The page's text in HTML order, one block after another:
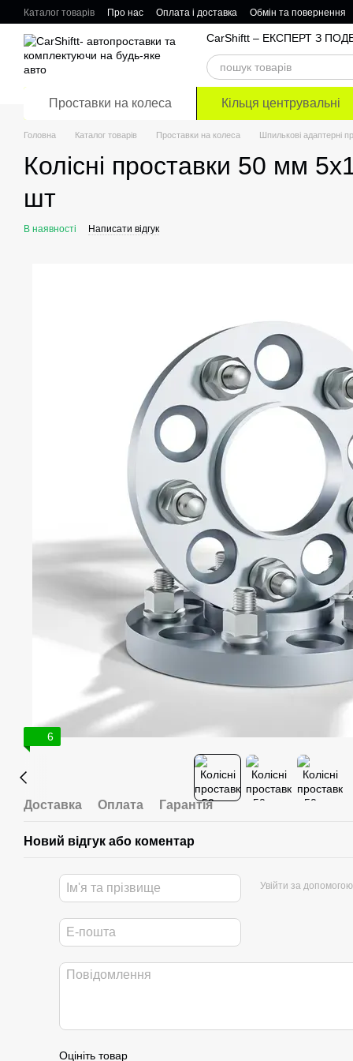
Перейти до основного контенту
Каталог товарів Про нас Оплата і доставка Обмін та повернення
CarShiftt – ЕКСПЕРТ З
Проставки на колеса Кільця центрувальні
Головна Каталог товарів Проставки на колеса Шпилькові адаптерні
Колісні проставки 50 мм
шт
В наявності Написати відгук
6
Доставка Оплата Гарантія
Новий відгук або коментар
Увійти за допомогою
Оцініть товар